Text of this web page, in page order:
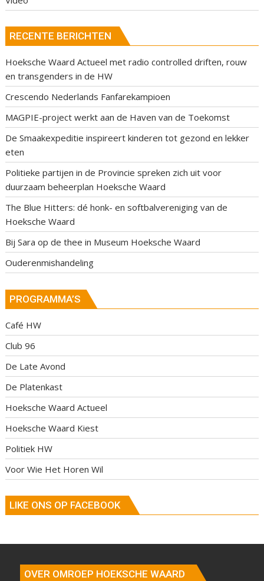
RECENTE BERICHTEN
Hoeksche Waard Actueel met radio controlled driften, rouw
en transgenders in de HW
Crescendo Nederlands Fanfarekampioen
MAGPIE-project werkt aan de Haven van de Toekomst
De Smaakexpeditie inspireert kinderen tot gezond en lekker
eten
Politieke partijen in de Provincie spreken zich uit voor
duurzaam beheerplan Hoeksche Waard
The Blue Hitters: dé honk- en softbalvereniging van de
Hoeksche Waard
Bij Sara op de thee in Museum Hoeksche Waard
Ouderenmishandeling
PROGRAMMA’S
Café HW
Club 96
De Late Avond
De Platenkast
Hoeksche Waard Actueel
Hoeksche Waard Kiest
Politiek HW
Voor Wie Het Horen Wil
LIKE ONS OP FACEBOOK
OVER OMROEP HOEKSCHE WAARD